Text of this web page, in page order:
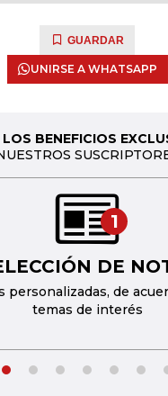
GUARDAR
UNIRSE A WHATSAPP
BENEFICIOS
1
DE
personalizadas, de
temas de interés